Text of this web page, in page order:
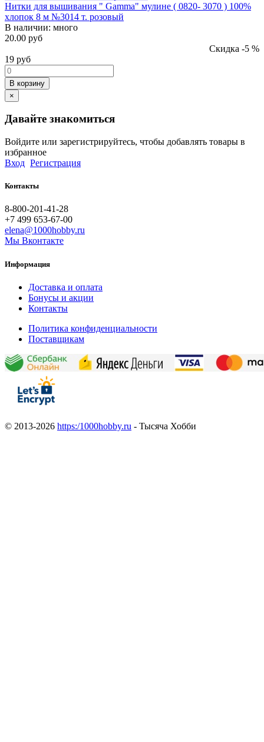
Нитки для вышивания " Gamma" мулине ( 0820- 3070 ) 100%
хлопок 8 м №3014 т. розовый
В наличии: много
20.00 руб
Скидка -5 %
19 руб
В корзину
×
Давайте знакомиться
Войдите или зарегистрируйтесь, чтобы добавлять товары в
избранное
Вход Регистрация
Контакты
8-800-201-41-28
+7 499 653-67-00
elena@1000hobby.ru
Мы Вконтакте
Информация
Доставка и оплата
Бонусы и акции
Контакты
Политика конфиденциальности
Поставщикам
© 2013-2026 https:/1000hobby.ru - Тысяча Хобби